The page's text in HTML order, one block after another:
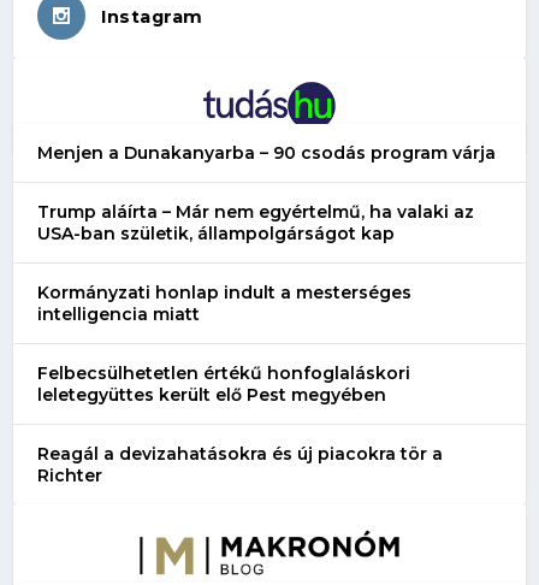
Instagram
Menjen a Dunakanyarba – 90 csodás program várja
Trump aláírta – Már nem egyértelmű, ha valaki az
USA-ban születik, állampolgárságot kap
Kormányzati honlap indult a mesterséges
intelligencia miatt
Felbecsülhetetlen értékű honfoglaláskori
leletegyüttes került elő Pest megyében
Reagál a devizahatásokra és új piacokra tör a
Richter